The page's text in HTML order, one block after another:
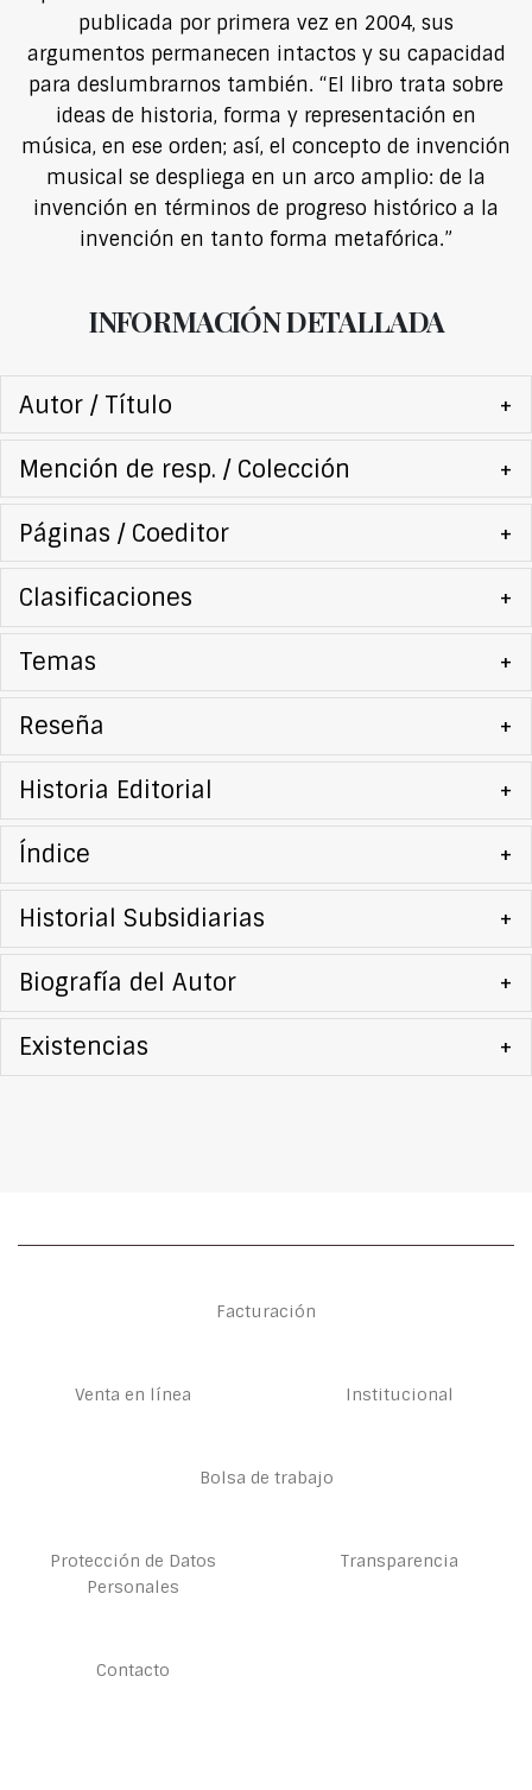
publicada por primera vez en 2004, sus
argumentos permanecen intactos y su capacidad
para deslumbrarnos también. “El libro trata sobre
ideas de historia, forma y representación en
música, en ese orden; así, el concepto de invención
musical se despliega en un arco amplio: de la
invención en términos de progreso histórico a la
invención en tanto forma metafórica.”
INFORMACIÓN DETALLADA
Autor / Título +
Mención de resp. / Colección +
Páginas / Coeditor +
Clasificaciones +
Temas +
Reseña +
Historia Editorial +
Índice +
Historial Subsidiarias +
Biografía del Autor +
Existencias +
Facturación
Venta en línea Institucional
Bolsa de trabajo
Protección de Datos
Personales
Transparencia
Contacto